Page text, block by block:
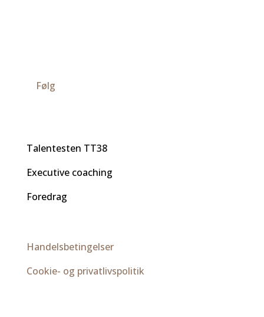
Følg
Talentesten TT38
Executive coaching
Foredrag
Handelsbetingelser
Cookie- og privatlivspolitik